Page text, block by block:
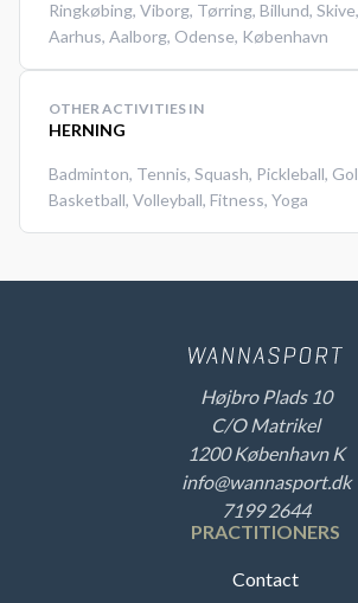
Ringkøbing, Viborg, Tørring, Billund, Skive,
Aarhus, Aalborg, Odense, København
OTHER ACTIVITIES IN
HERNING
Badminton, Tennis, Squash, Pickleball,
Basketball, Volleyball, Fitness, Yoga
Højbro Plads 10
C/O Matrikel
1200 København K
info@wannasport.dk
7199 2644
PRACTITIONERS
Contact